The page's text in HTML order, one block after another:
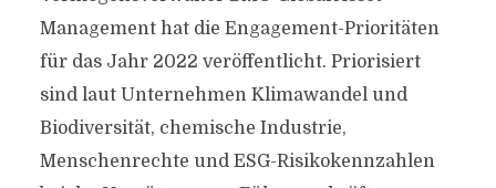
Management hat die Engagement-Prioritäten
für das Jahr 2022 veröffentlicht. Priorisiert
sind laut Unternehmen Klimawandel und
Biodiversität, chemische Industrie,
Menschenrechte und ESG-Risikokennzahlen